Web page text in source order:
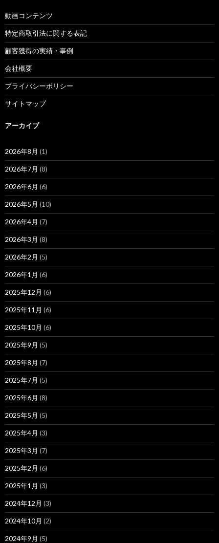
動画コンテンツ
特定商取引法に関する表記
顧客獲得の実績・事例
会社概要
プライバシーポリシー
サイトマップ
アーカイブ
2026年8月 (1)
2026年7月 (8)
2026年6月 (6)
2026年5月 (10)
2026年4月 (7)
2026年3月 (8)
2026年2月 (5)
2026年1月 (6)
2025年12月 (6)
2025年11月 (6)
2025年10月 (6)
2025年9月 (5)
2025年8月 (7)
2025年7月 (5)
2025年6月 (8)
2025年5月 (5)
2025年4月 (3)
2025年3月 (7)
2025年2月 (6)
2025年1月 (3)
2024年12月 (3)
2024年10月 (2)
2024年9月 (5)